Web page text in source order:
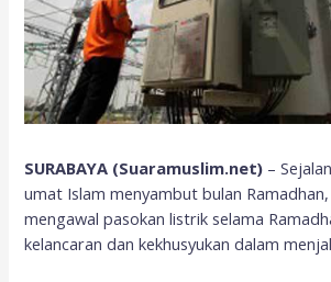
SURABAYA (Suaramuslim.net) –
umat Islam menyambut bulan
mengawal pasokan listrik selama
kelancaran dan kekhusyukan dalam